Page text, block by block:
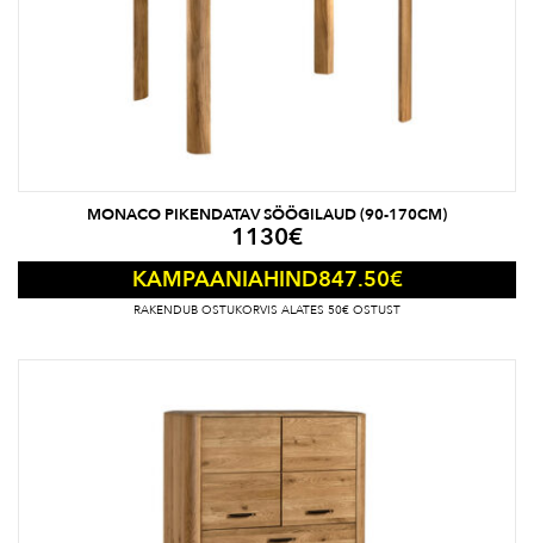
MONACO PIKENDATAV SÖÖGILAUD (90-170CM)
1130€
KAMPAANIAHIND847.50€
RAKENDUB OSTUKORVIS ALATES 50€ OSTUST